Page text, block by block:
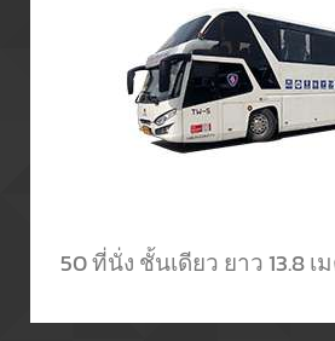
50 ที่นั่ง ชั้นเดียว ยาว 13.8 เ